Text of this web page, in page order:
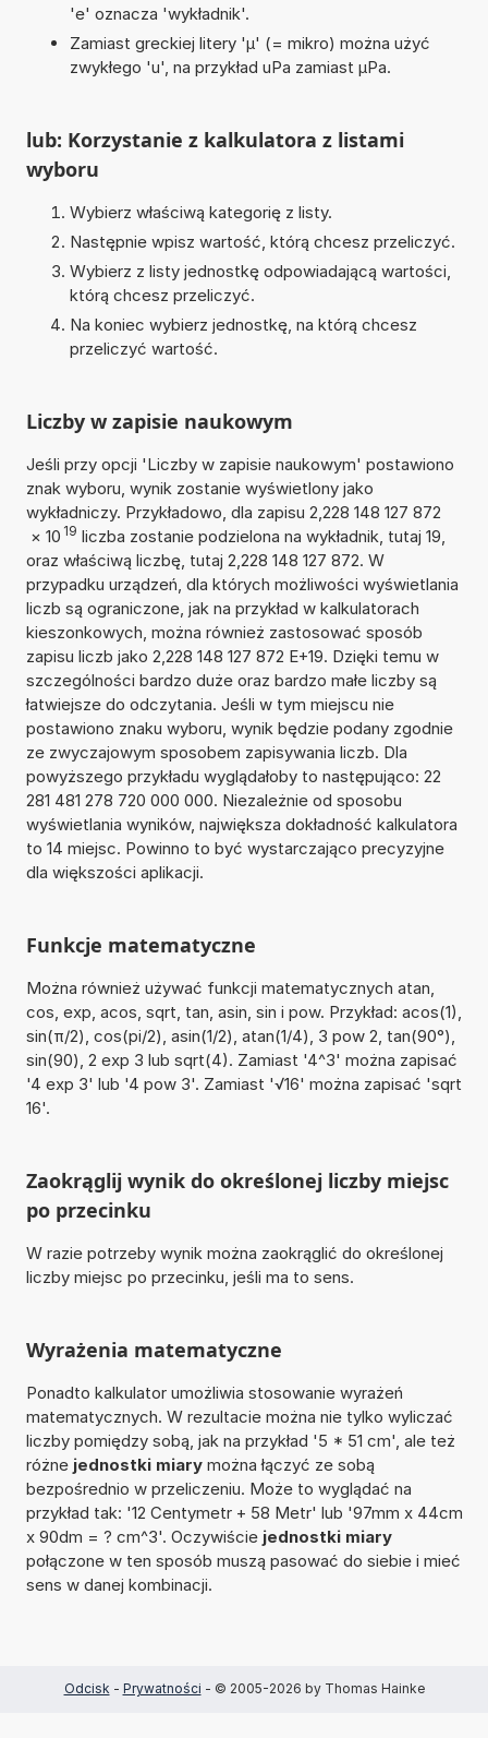
'e' oznacza 'wykładnik'.
Zamiast greckiej litery 'µ' (= mikro) można użyć
zwykłego 'u', na przykład uPa zamiast µPa.
lub: Korzystanie z kalkulatora z listami
wyboru
Wybierz właściwą kategorię z listy.
Następnie wpisz wartość, którą chcesz przeliczyć.
Wybierz z listy jednostkę odpowiadającą wartości,
którą chcesz przeliczyć.
Na koniec wybierz jednostkę, na którą chcesz
przeliczyć wartość.
Liczby w zapisie naukowym
Jeśli przy opcji 'Liczby w zapisie naukowym' postawiono
znak wyboru, wynik zostanie wyświetlony jako
wykładniczy. Przykładowo, dla zapisu 2,228 148 127 872
× 10 19 liczba zostanie podzielona na wykładnik, tutaj 19,
oraz właściwą liczbę, tutaj 2,228 148 127 872. W
przypadku urządzeń, dla których możliwości wyświetlania
liczb są ograniczone, jak na przykład w kalkulatorach
kieszonkowych, można również zastosować sposób
zapisu liczb jako 2,228 148 127 872 E+19. Dzięki temu w
szczególności bardzo duże oraz bardzo małe liczby są
łatwiejsze do odczytania. Jeśli w tym miejscu nie
postawiono znaku wyboru, wynik będzie podany zgodnie
ze zwyczajowym sposobem zapisywania liczb. Dla
powyższego przykładu wyglądałoby to następująco: 22
281 481 278 720 000 000. Niezależnie od sposobu
wyświetlania wyników, największa dokładność kalkulatora
to 14 miejsc. Powinno to być wystarczająco precyzyjne
dla większości aplikacji.
Funkcje matematyczne
Można również używać funkcji matematycznych atan,
cos, exp, acos, sqrt, tan, asin, sin i pow. Przykład: acos(1),
sin(π/2), cos(pi/2), asin(1/2), atan(1/4), 3 pow 2, tan(90°),
sin(90), 2 exp 3 lub sqrt(4). Zamiast '4^3' można zapisać
'4 exp 3' lub '4 pow 3'. Zamiast '√16' można zapisać 'sqrt
16'.
Zaokrąglij wynik do określonej liczby miejsc
po przecinku
W razie potrzeby wynik można zaokrąglić do określonej
liczby miejsc po przecinku, jeśli ma to sens.
Wyrażenia matematyczne
Ponadto kalkulator umożliwia stosowanie wyrażeń
matematycznych. W rezultacie można nie tylko wyliczać
liczby pomiędzy sobą, jak na przykład '5 * 51 cm', ale też
różne jednostki miarymożna łączyć ze sobą
bezpośrednio w przeliczeniu. Może to wyglądać na
przykład tak: '12 Centymetr + 58 Metr' lub '97mm x 44cm
x 90dm = ? cm^3'. Oczywiście jednostki miary
połączone w ten sposób muszą pasować do siebie i mieć
sens w danej kombinacji.
Odcisk - Prywatności - © 2005-2026 by Thomas Hainke